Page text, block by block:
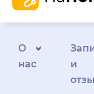
О
нас
и